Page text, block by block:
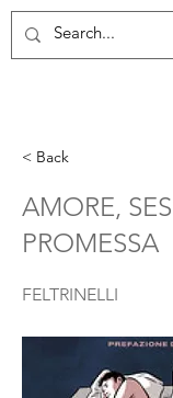
< Back
AMORE,
PROMESSA
FELTRINELLI